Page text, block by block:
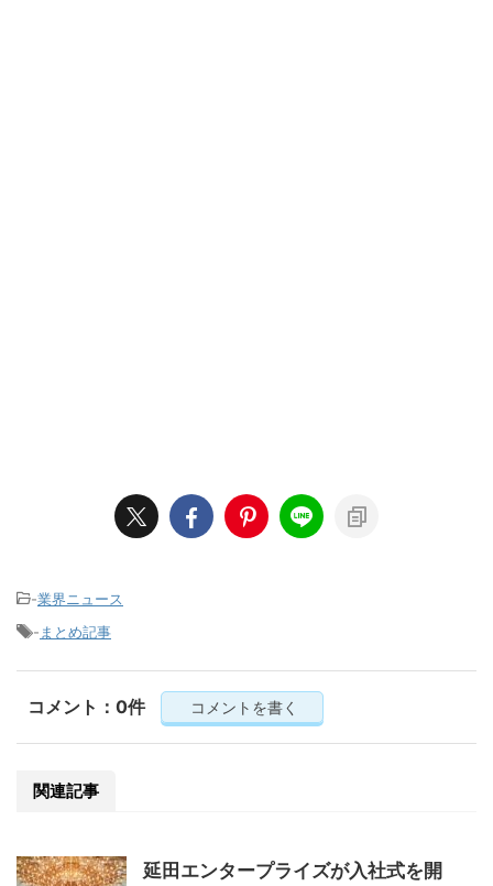
-業界ニュース
- まとめ記事
コメント：0件 コメントを書く
関連記事
延田エンタープライズが入社式を開